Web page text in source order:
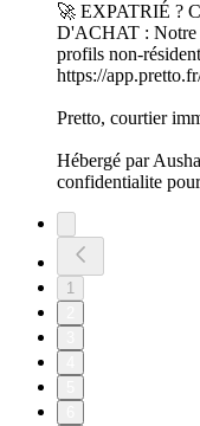
🚀 EXPATRIÉ ?
D'ACHAT : Notre
profils non-
https://
Pretto, courtier
Hébergé par
confidentialite
1